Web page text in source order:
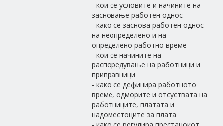
- кои се условите и начините на
засновање работен однос
- како се заснова работен однос
на неопределено и на
определено работно време
- кои се начините на
распоредување на работници и
приправници
- како се дефинира работното
време, одморите и отсуствата на
работниците, платата и
надоместоците за плата